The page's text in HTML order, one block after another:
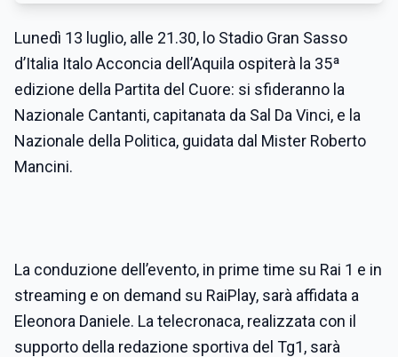
Lunedì 13 luglio, alle 21.30, lo Stadio Gran Sasso
d’Italia Italo Acconcia dell’Aquila ospiterà la 35ª
edizione della Partita del Cuore: si sfideranno la
Nazionale Cantanti, capitanata da Sal Da Vinci, e la
Nazionale della Politica, guidata dal Mister Roberto
Mancini.
La conduzione dell’evento, in prime time su Rai 1 e in
streaming e on demand su RaiPlay, sarà affidata a
Eleonora Daniele. La telecronaca, realizzata con il
supporto della redazione sportiva del Tg1, sarà